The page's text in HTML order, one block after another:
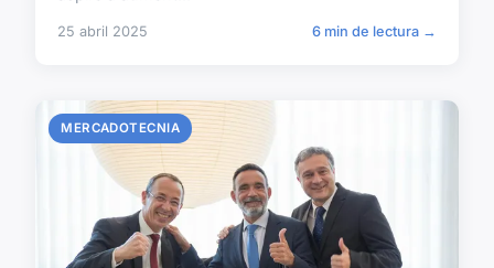
25 abril 2025 6 min de lectura →
MERCADOTECNIA